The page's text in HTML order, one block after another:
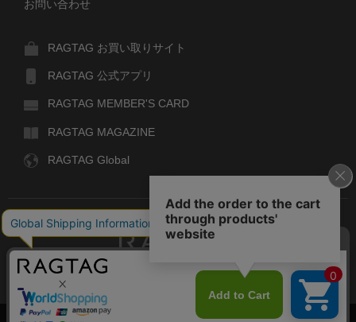
お問い合わせ
RAGTAG お買い取りサイト
RAGTAG 公式アプリ
RAGTAG MEMBER'S CARD
RAGTAG MAGAZINE
RAGTAG Global
デザイナーズブランドのユーズド・セレクトショップ